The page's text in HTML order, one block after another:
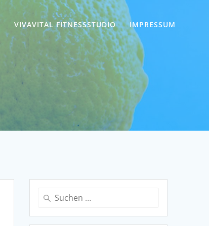
VIVAVITAL FITNESSSTUDIO IMPRESSUM
Suchen
nach: